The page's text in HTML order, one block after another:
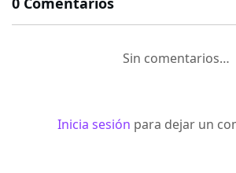
Sin comentarios…
Inicia sesión para dejar un